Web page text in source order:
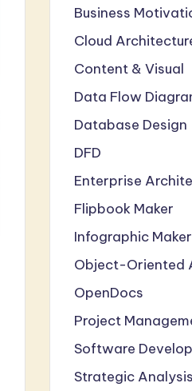
Business
Cloud
Content & Visual
Data Flow
Database Design
DFD
Enterprise
Flipbook Maker
Infographic Maker
Object-Oriented
OpenDocs
Project
Software
Strategic Analysis